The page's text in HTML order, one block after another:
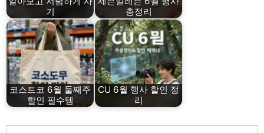
기
총정리
코스트코 6월 둘째주
할인 필수템
CU 6월 행사 할인 정
리